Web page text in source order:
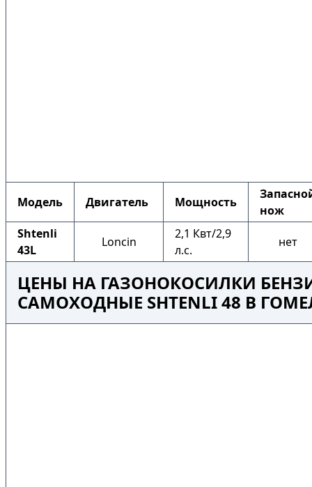
Модель Двигатель Мощность
нож
Shtenli
43L
Loncin
2,1 Квт/2,9
л.с.
нет
ЦЕНЫ НА ГАЗОНОКОСИЛКИ
САМОХОДНЫЕ SHTENLI 48 В